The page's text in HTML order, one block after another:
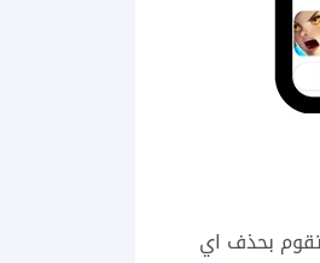
تقوم بحذف اي